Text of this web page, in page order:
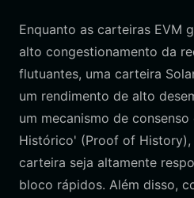
Enquanto as carteiras EVM
alto congestionamento da
flutuantes, uma carteira
um rendimento de alto
um mecanismo de
Histórico' (Proof of History),
carteira seja altamente
bloco rápidos. Além disso,